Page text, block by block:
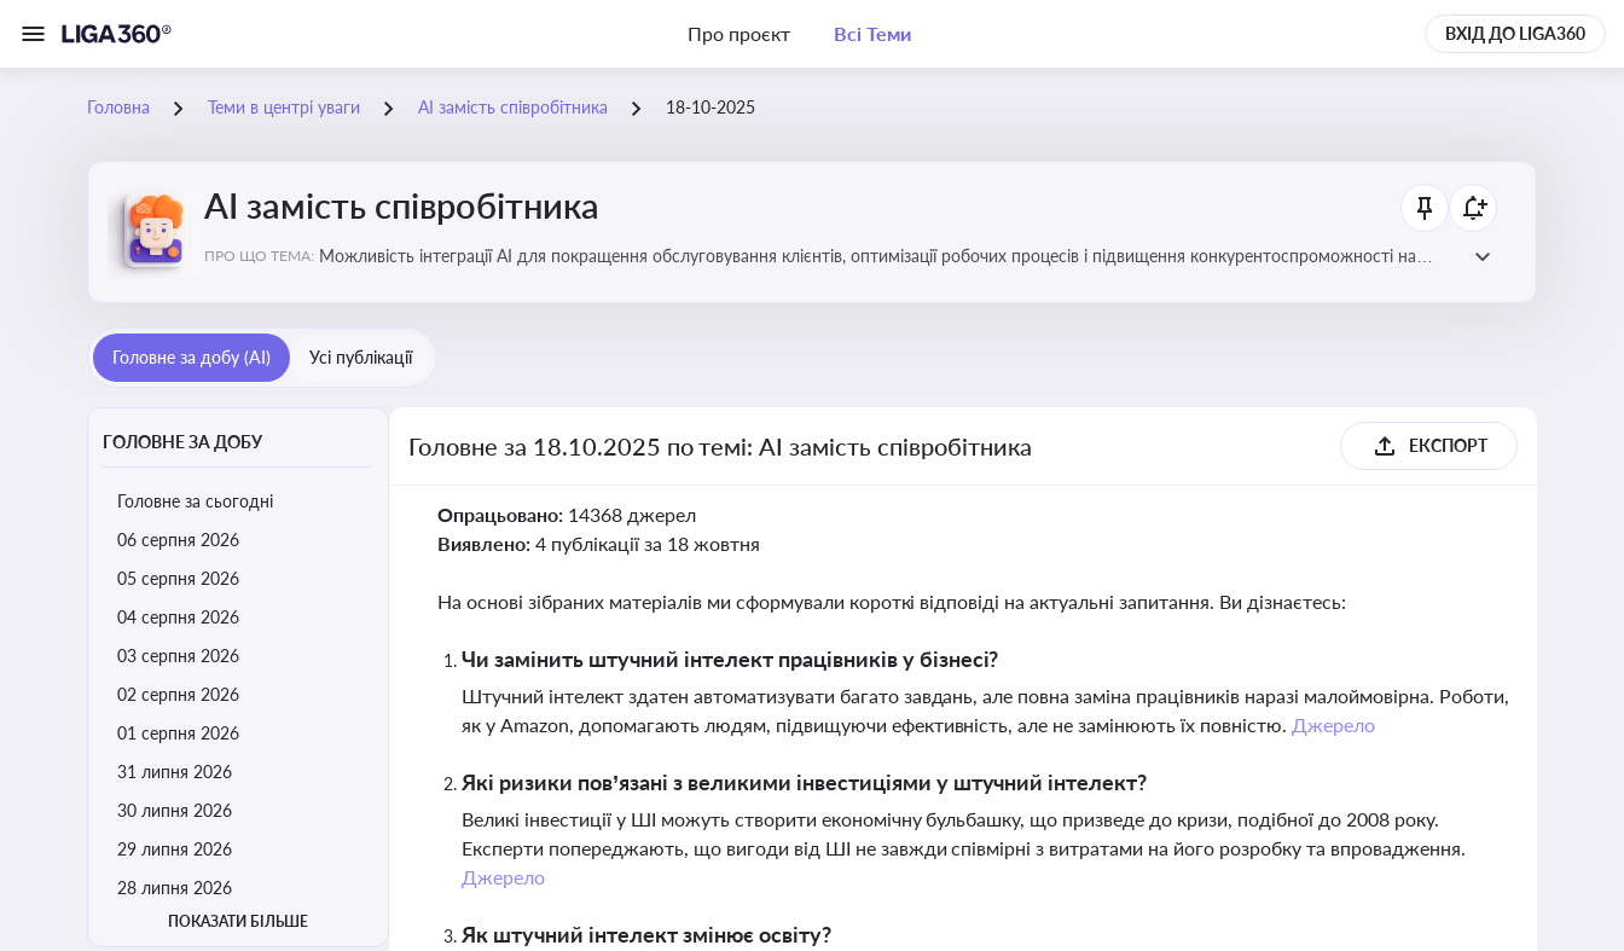
Про проєкт Всі Теми ВХІД ДО LIGA360
Головна Теми в центрі уваги АІ замість співробітника 18-10-2025
АІ замість співробітника
ПРО ЩО ТЕМА: Можливість інтеграції АІ для покращення обслуговування клієнтів, оптимізації робочих процесів і підвищення конкурентоспроможності на
Головне за добу (AI) Усі публікації
ГОЛОВНЕ ЗА ДОБУ
Головне за сьогодні
06 серпня 2026
05 серпня 2026
04 серпня 2026
03 серпня 2026
02 серпня 2026
01 серпня 2026
31 липня 2026
30 липня 2026
29 липня 2026
28 липня 2026
ПОКАЗАТИ БІЛЬШЕ
Головне за 18.10.2025 по темі: АІ замість співробітника ЕКСПОРТ
Опрацьовано: 14368 джерел
Виявлено: 4 публікації за 18 жовтня
На основі зібраних матеріалів ми сформували короткі відповіді на актуальні запитання. Ви дізнаєтесь:
Чи замінить штучний інтелект працівників у бізнесі?
Штучний інтелект здатен автоматизувати багато завдань, але повна заміна працівників наразі малоймовірна. Роботи,
як у Amazon, допомагають людям, підвищуючи ефективність, але не замінюють їх повністю. Джерело
Які ризики пов’язані з великими інвестиціями у штучний інтелект?
Великі інвестиції у ШІ можуть створити економічну бульбашку, що призведе до кризи, подібної до 2008 року.
Експерти попереджають, що вигоди від ШІ не завжди співмірні з витратами на його розробку та впровадження.
Джерело
Як штучний інтелект змінює освіту?